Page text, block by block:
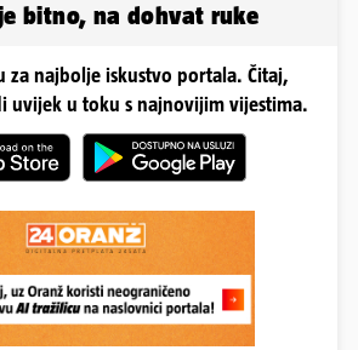
bitno, na dohvat ruke
za najbolje iskustvo portala. Čitaj,
uvijek u toku s najnovijim vijestima.